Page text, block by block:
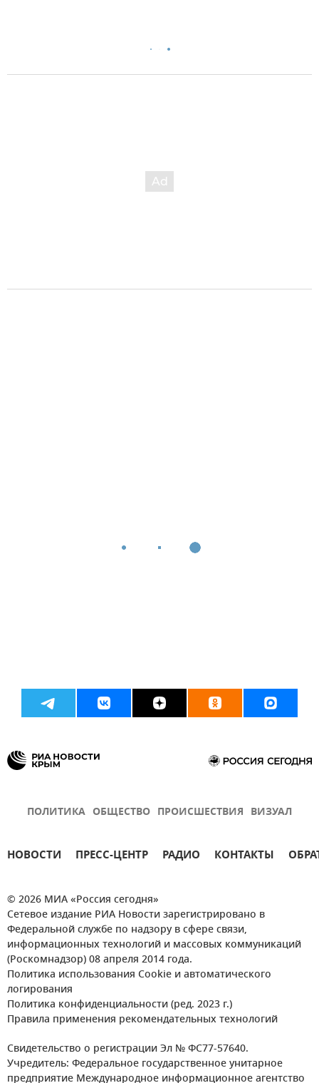
ПОЛИТИКА ОБЩЕСТВО ПРОИСШЕСТВИЯ ВИЗУАЛ
НОВОСТИ ПРЕСС-ЦЕНТР РАДИО КОНТАКТЫ
© 2026 МИА «Россия сегодня»
Сетевое издание РИА Новости зарегистрировано в
Федеральной службе по надзору в сфере связи,
информационных технологий и массовых коммуникаций
(Роскомнадзор) 08 апреля 2014 года.
Политика использования Cookie и автоматического
логирования
Политика конфиденциальности (ред. 2023 г.)
Правила применения рекомендательных технологий
Свидетельство о регистрации Эл № ФС77-57640.
Учредитель: Федеральное государственное унитарное
предприятие Международное информационное агентство